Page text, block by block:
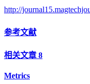
http://
参考文献
相关文章 8
Metrics